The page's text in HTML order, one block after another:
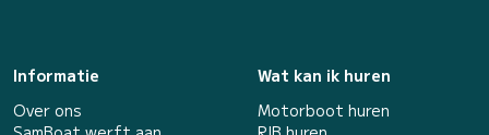
Informatie
Over ons
Wat kan ik huren
Motorboot huren